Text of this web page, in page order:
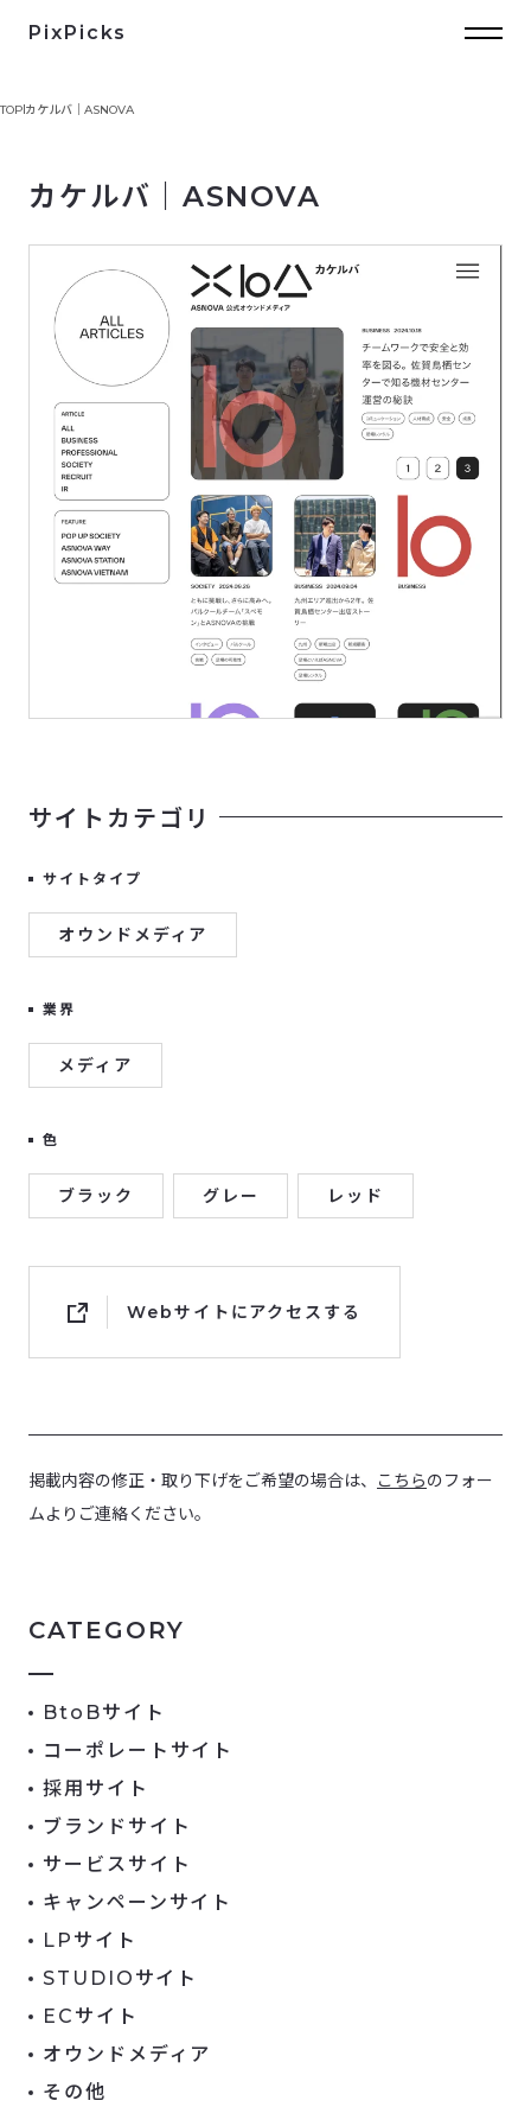
PixPicks
TOP カケルバ｜ASNOVA
カケルバ｜ASNOVA
サイトカテゴリ
サイトタイプ
オウンドメディア
業界
メディア
色
ブラック グレー レッド
Webサイトにアクセスする
掲載内容の修正・取り下げをご希望の場合は、 こちらのフォー
ムよりご連絡ください。
CATEGORY
BtoBサイト
コーポレートサイト
採用サイト
ブランドサイト
サービスサイト
キャンペーンサイト
LPサイト
STUDIOサイト
ECサイト
オウンドメディア
その他